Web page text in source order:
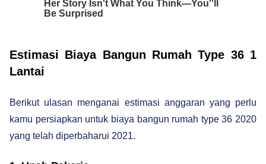
Estimasi Biaya Bangun Rumah Type 36 1
Lantai
Berikut ulasan menganai estimasi anggaran yang perlu
kamu persiapkan untuk biaya bangun rumah type 36 2020
yang telah diperbaharui 2021.